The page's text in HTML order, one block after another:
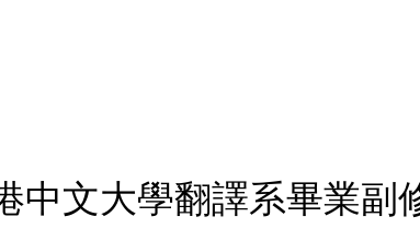
中文大學翻譯系畢業副